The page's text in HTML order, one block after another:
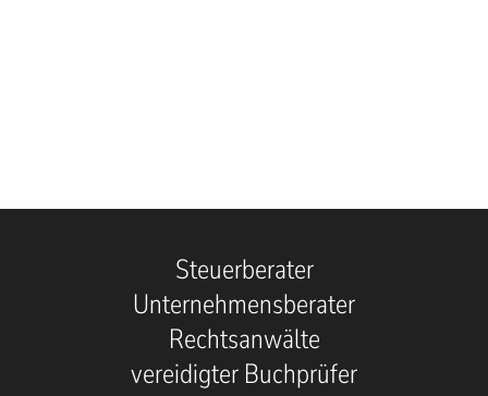
Steuerberater
Unternehmensberater
Rechtsanwälte
vereidigter Buchprüfer